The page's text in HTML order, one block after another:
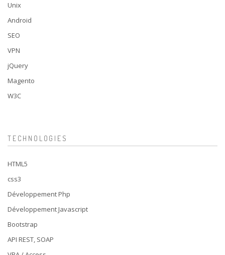
Unix
Android
SEO
VPN
jQuery
Magento
W3C
TECHNOLOGIES
HTML5
css3
Développement Php
Développement Javascript
Bootstrap
API REST, SOAP